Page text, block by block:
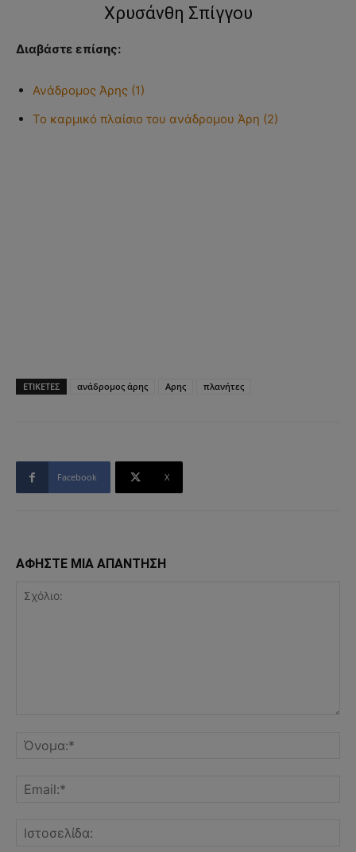
Χρυσάνθη Σπίγγου
Διαβάστε επίσης:
Ανάδρομος Άρης (1)
Το καρμικό πλαίσιο του ανάδρομου Άρη (2)
ΕΤΙΚΕΤΕΣ ανάδρομος άρης Αρης πλανήτες
Facebook X
ΑΦΗΣΤΕ ΜΙΑ ΑΠΑΝΤΗΣΗ